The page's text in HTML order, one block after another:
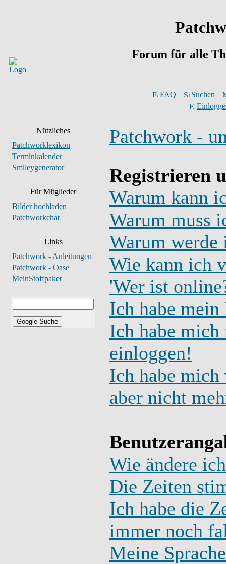
Forum für alle
FAQ
Suchen
Nützliches
Patchworklexikon
Terminkalender
Smileygenerator
Für Mitglieder
Bilder hochladen
Patchworkchat
Links
Patchwork - Anleitungen
Patchwork - Oase
MeinStoffpaket
Patchwork -
Registrieren
Warum kann
Warum muss
Warum werde
Wie kann ich
'Wer ist
Ich habe
Ich habe
einloggen!
Ich habe
aber nicht
Wie ändere
Die Zeiten
Ich habe die
immer noch
Meine